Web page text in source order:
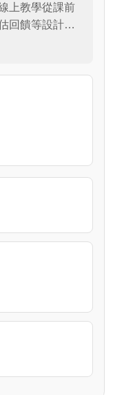
上教學從課前
回饋等設計重